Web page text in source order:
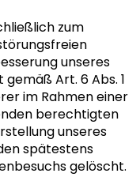
zum
unseres
Art. 6 Abs. 1
im Rahmen einer
berechtigten
unseres
spätestens
gelöscht.